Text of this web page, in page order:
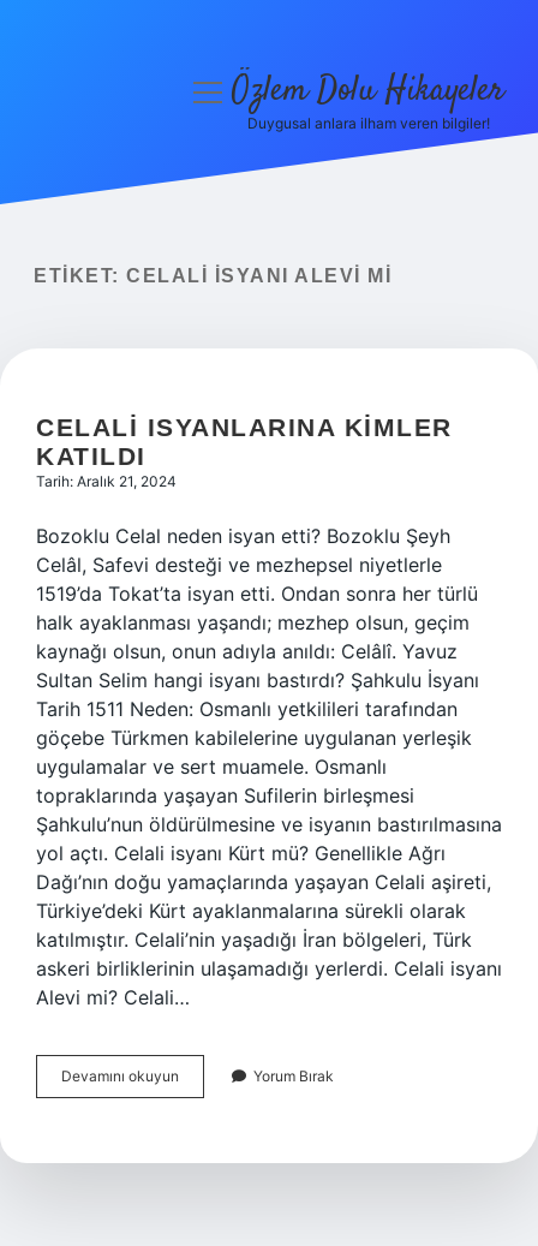
Yasal Uyarı
menüyüÖzlem Dolu Hikayeler
Duygusal anlara ilham veren bilgiler!
ETIKET: CELALI ISYANI ALEVI MI
CELALI ISYANLARINA KIMLER
KATILDI
Tarih: Aralık 21, 2024
Bozoklu Celal neden isyan etti? Bozoklu Şeyh
Celâl, Safevi desteği ve mezhepsel niyetlerle
1519’da Tokat’ta isyan etti. Ondan sonra her türlü
halk ayaklanması yaşandı; mezhep olsun, geçim
kaynağı olsun, onun adıyla anıldı: Celâlî. Yavuz
Sultan Selim hangi isyanı bastırdı? Şahkulu İsyanı
Tarih 1511 Neden: Osmanlı yetkilileri tarafından
göçebe Türkmen kabilelerine uygulanan yerleşik
uygulamalar ve sert muamele. Osmanlı
topraklarında yaşayan Sufilerin birleşmesi
Şahkulu’nun öldürülmesine ve isyanın bastırılmasına
yol açtı. Celali isyanı Kürt mü? Genellikle Ağrı
Dağı’nın doğu yamaçlarında yaşayan Celali aşireti,
Türkiye’deki Kürt ayaklanmalarına sürekli olarak
katılmıştır. Celali’nin yaşadığı İran bölgeleri, Türk
askeri birliklerinin ulaşamadığı yerlerdi. Celali isyanı
Alevi mi? Celali…
Devamını okuyun
Isyanlarına
Yorum Bırak